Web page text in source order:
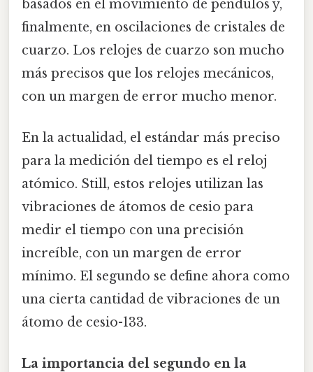
basados en el movimiento de péndulos y,
finalmente, en oscilaciones de cristales de
cuarzo. Los relojes de cuarzo son mucho
más precisos que los relojes mecánicos,
con un margen de error mucho menor.
En la actualidad, el estándar más preciso
para la medición del tiempo es el reloj
atómico. Still, estos relojes utilizan las
vibraciones de átomos de cesio para
medir el tiempo con una precisión
increíble, con un margen de error
mínimo. El segundo se define ahora como
una cierta cantidad de vibraciones de un
átomo de cesio-133.
La importancia del segundo en la